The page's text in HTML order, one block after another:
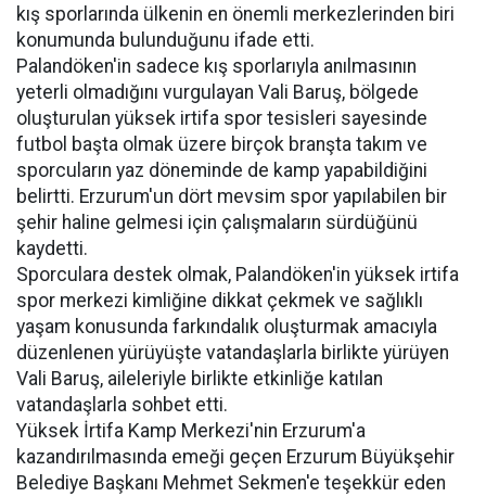
kış sporlarında ülkenin en önemli merkezlerinden biri
konumunda bulunduğunu ifade etti.
Palandöken'in sadece kış sporlarıyla anılmasının
yeterli olmadığını vurgulayan Vali Baruş, bölgede
oluşturulan yüksek irtifa spor tesisleri sayesinde
futbol başta olmak üzere birçok branşta takım ve
sporcuların yaz döneminde de kamp yapabildiğini
belirtti. Erzurum'un dört mevsim spor yapılabilen bir
şehir haline gelmesi için çalışmaların sürdüğünü
kaydetti.
Sporculara destek olmak, Palandöken'in yüksek irtifa
spor merkezi kimliğine dikkat çekmek ve sağlıklı
yaşam konusunda farkındalık oluşturmak amacıyla
düzenlenen yürüyüşte vatandaşlarla birlikte yürüyen
Vali Baruş, aileleriyle birlikte etkinliğe katılan
vatandaşlarla sohbet etti.
Yüksek İrtifa Kamp Merkezi'nin Erzurum'a
kazandırılmasında emeği geçen Erzurum Büyükşehir
Belediye Başkanı Mehmet Sekmen'e teşekkür eden